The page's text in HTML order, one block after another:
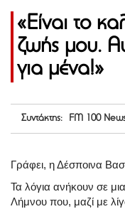
«Είναι το
ζωής μου.
για μένα!»
Συντάκτης: FM 100
Γράφει, η Δέσποινα
Τα λόγια ανήκουν σε
Λήμνου που, μαζί με